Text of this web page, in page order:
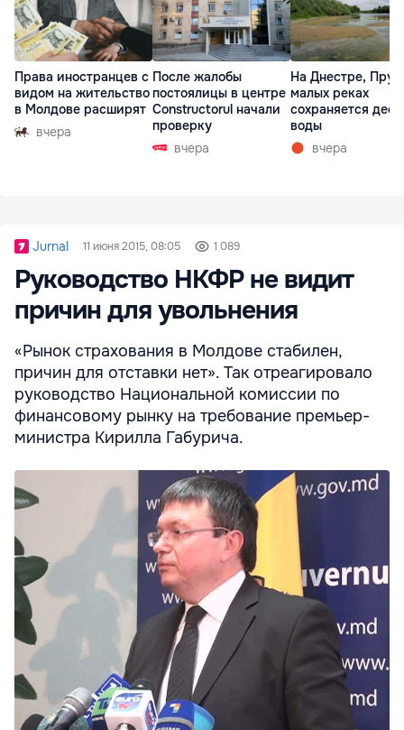
Права иностранцев с
видом на жительство
в Молдове расширят
вчера
После жалобы
постоялицы в центре
Constructorul начали
проверку
вчера
На Днестре,
малых реках
сохраняется
воды
вчера
Jurnal 11 июня 2015, 08:05 1 089
Руководство НКФР не видит
причин для увольнения
«Рынок страхования в Молдове стабилен,
причин для отставки нет». Так отреагировало
руководство Национальной комиссии по
финансовому рынку на требование премьер-
министра Кирилла Габурича.